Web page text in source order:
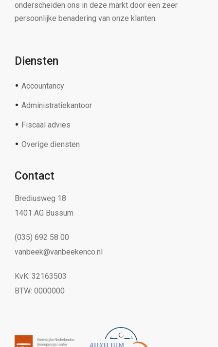
onderscheiden ons in deze markt door een zeer
persoonlijke benadering van onze klanten.
Diensten
Accountancy
Administratiekantoor
Fiscaal advies
Overige diensten
Contact
Brediusweg 18
1401 AG Bussum
(035) 692 58 00
vanbeek@vanbeekenco.nl
KvK: 32163503
BTW: 0000000